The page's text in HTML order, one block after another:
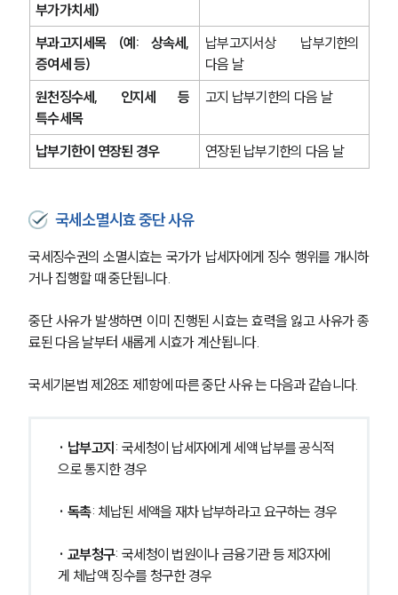
부가가치세)
부과고지세목 (예: 상속세,
증여세 등)
납부고지서상 납부기한의
다음 날
원천징수세, 인지세 등
특수세목
고지 납부기한의 다음 날
납부기한이 연장된 경우 연장된 납부기한의 다음 날
국세소멸시효 중단 사유
국세징수권의 소멸시효는 국가가 납세자에게 징수 행위를 개시하
거나 집행할 때 중단됩니다.
중단 사유가 발생하면 이미 진행된 시효는 효력을 잃고 사유가 종
료된 다음 날부터 새롭게 시효가 계산됩니다.
국세기본법 제28조 제1항에 따른 중단 사유 는 다음과 같습니다.
· 납부고지 : 국세청이 납세자에게 세액 납부를 공식적
으로 통지한 경우
· 독촉: 체납된 세액을 재차 납부하라고 요구하는 경우
· 교부청구: 국세청이 법원이나 금융기관 등 제3자에
게 체납액 징수를 청구한 경우